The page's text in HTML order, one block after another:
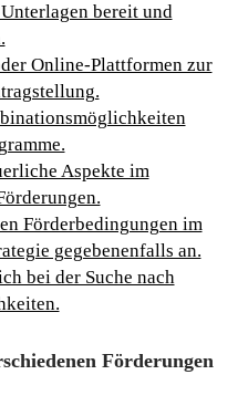
bereit und
Online-Plattformen zur
Aspekte im
Förderbedingungen im
gegebenenfalls an.
bei der Suche nach
Förderungen